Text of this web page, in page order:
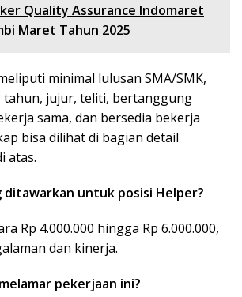
Quality Assurance Indomaret
Maret Tahun 2025
minimal lulusan SMA/SMK,
tahun, jujur, teliti, bertanggung
sama, dan bersedia bekerja
bisa dilihat di bagian detail
atas.
ditawarkan untuk posisi Helper?
Rp 4.000.000 hingga Rp 6.000.000,
dan kinerja.
pekerjaan ini?